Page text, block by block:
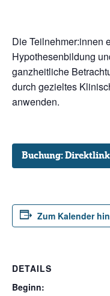
Die Teilnehmer:innen
Hypothesenbildung
ganzheitliche
durch gezieltes
anwenden.
Buchung:
Zum Kalender
DETAILS
Beginn: